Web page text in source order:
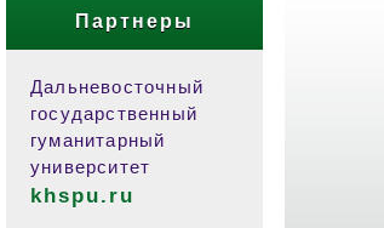
Партнеры
Дальневосточный
государственный
гуманитарный
университет
khspu.ru